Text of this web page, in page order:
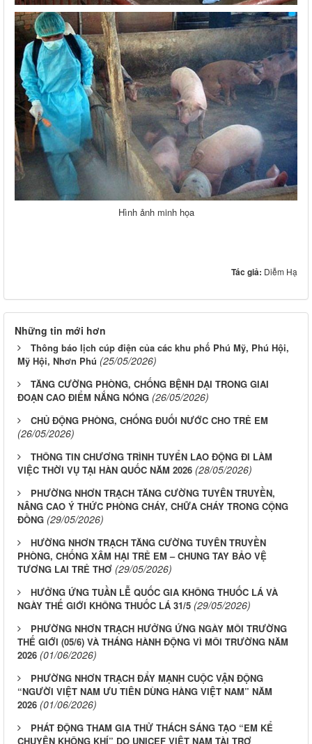
Hình ảnh minh họa
Tác giả: Diễm Hạ
Những tin mới hơn
Thông báo lịch cúp điện của các khu phố Phú Mỹ, Phú Hội,
Mỹ Hội, Nhơn Phú (25/05/2026)
TĂNG CƯỜNG PHÒNG, CHỐNG BỆNH DẠI TRONG GIAI
ĐOẠN CAO ĐIỂM NẮNG NÓNG (26/05/2026)
CHỦ ĐỘNG PHÒNG, CHỐNG ĐUỐI NƯỚC CHO TRẺ EM
(26/05/2026)
THÔNG TIN CHƯƠNG TRÌNH TUYỂN LAO ĐỘNG ĐI LÀM
VIỆC THỜI VỤ TẠI HÀN QUỐC NĂM 2026 (28/05/2026)
PHƯỜNG NHƠN TRẠCH TĂNG CƯỜNG TUYÊN TRUYỀN,
NÂNG CAO Ý THỨC PHÒNG CHÁY, CHỮA CHÁY TRONG CỘNG
ĐỒNG (29/05/2026)
HƯỜNG NHƠN TRẠCH TĂNG CƯỜNG TUYÊN TRUYỀN
PHÒNG, CHỐNG XÂM HẠI TRẺ EM – CHUNG TAY BẢO VỆ
TƯƠNG LAI TRẺ THƠ (29/05/2026)
HƯỞNG ỨNG TUẦN LỄ QUỐC GIA KHÔNG THUỐC LÁ VÀ
NGÀY THẾ GIỚI KHÔNG THUỐC LÁ 31/5 (29/05/2026)
PHƯỜNG NHƠN TRẠCH HƯỞNG ỨNG NGÀY MÔI TRƯỜNG
THẾ GIỚI (05/6) VÀ THÁNG HÀNH ĐỘNG VÌ MÔI TRƯỜNG NĂM
2026 (01/06/2026)
PHƯỜNG NHƠN TRẠCH ĐẨY MẠNH CUỘC VẬN ĐỘNG
“NGƯỜI VIỆT NAM ƯU TIÊN DÙNG HÀNG VIỆT NAM” NĂM
2026 (01/06/2026)
PHÁT ĐỘNG THAM GIA THỬ THÁCH SÁNG TẠO “EM KỂ
CHUYỆN KHÔNG KHÍ” DO UNICEF VIỆT NAM TÀI TRỢ